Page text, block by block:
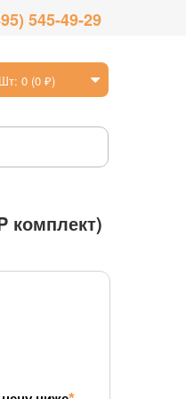
545-49-29
Шт: 0 (0 ₽)
комплект)